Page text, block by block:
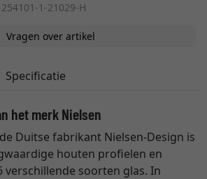
1-21029-H
Vragen over artikel
Specificatie
het merk Nielsen
Duitse fabrikant Nielsen-Design is
houten profielen en
soorten glas. In